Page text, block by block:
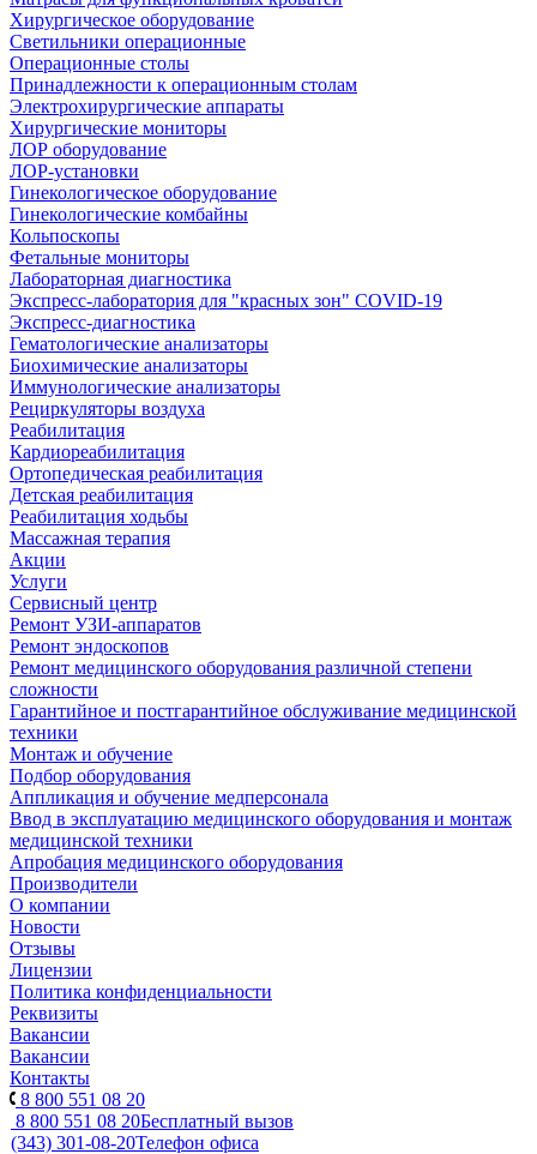
Хирургическое оборудование
Светильники операционные
Операционные столы
Принадлежности к операционным столам
Электрохирургические аппараты
Хирургические мониторы
ЛОР оборудование
ЛОР-установки
Гинекологическое оборудование
Гинекологические комбайны
Кольпоскопы
Фетальные мониторы
Лабораторная диагностика
Экспресс-лаборатория для "красных зон" COVID-19
Экспресс-диагностика
Гематологические анализаторы
Биохимические анализаторы
Иммунологические анализаторы
Рециркуляторы воздуха
Реабилитация
Кардиореабилитация
Ортопедическая реабилитация
Детская реабилитация
Реабилитация ходьбы
Массажная терапия
Акции
Услуги
Сервисный центр
Ремонт УЗИ-аппаратов
Ремонт эндоскопов
Ремонт медицинского оборудования различной степени
сложности
Гарантийное и постгарантийное обслуживание медицинской
техники
Монтаж и обучение
Подбор оборудования
Аппликация и обучение медперсонала
Ввод в эксплуатацию медицинского оборудования и монтаж
медицинской техники
Апробация медицинского оборудования
Производители
О компании
Новости
Отзывы
Лицензии
Политика конфиденциальности
Реквизиты
Вакансии
Вакансии
Контакты
8 800 551 08 20
8 800 551 08 20Бесплатный вызов
(343) 301-08-20Телефон офиса